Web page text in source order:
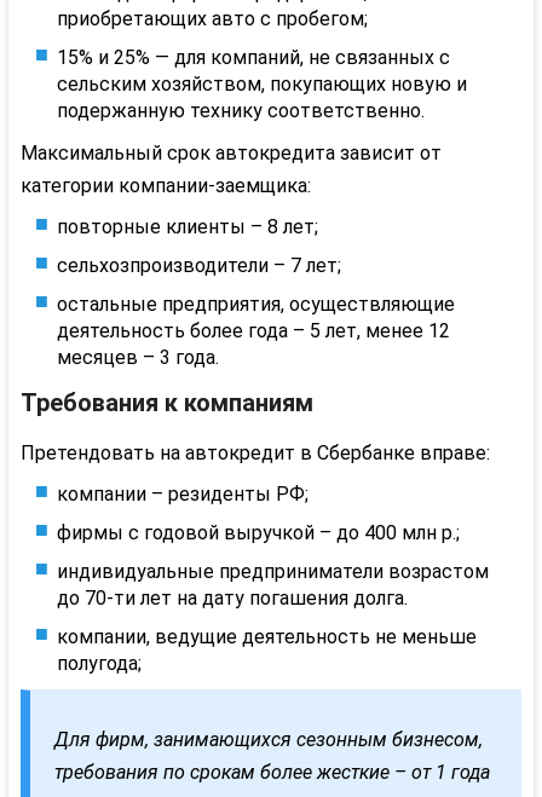
приобретающих авто с пробегом;
15% и 25% — для компаний, не связанных с
сельским хозяйством, покупающих новую и
подержанную технику соответственно.
Максимальный срок автокредитазависит от
категории компании-заемщика:
повторные клиенты – 8 лет;
сельхозпроизводители – 7 лет;
остальные предприятия, осуществляющие
деятельность более года – 5 лет, менее 12
месяцев – 3 года.
Требования к компаниям
Претендовать на автокредит в Сбербанке вправе:
компании – резиденты РФ;
фирмы с годовой выручкой – до 400 млн р.;
индивидуальные предприниматели возрастом
до 70-ти лет на дату погашения долга.
компании, ведущие деятельность не меньше
полугода;
Для фирм, занимающихся сезонным бизнесом,
требования по срокам более жесткие – от 1 года